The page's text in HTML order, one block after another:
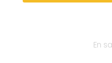
En